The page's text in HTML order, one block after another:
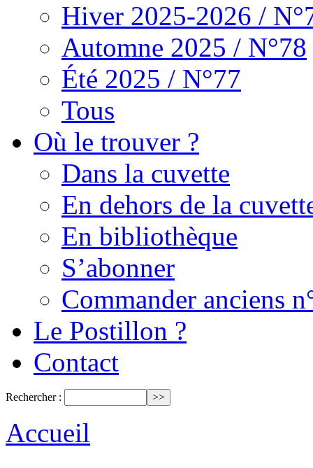
Hiver 2025-2026 /
Automne 2025 / N°78
Été 2025 / N°77
Tous
Où le trouver ?
Dans la cuvette
En dehors de la
En bibliothèque
S’abonner
Commander anciens
Le Postillon ?
Contact
Rechercher :
Accueil